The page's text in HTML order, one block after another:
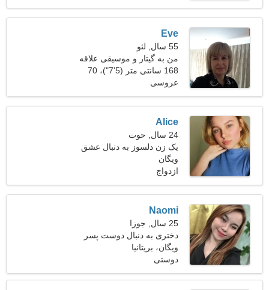
Eve
55 سال, لئو
من به گیتار و موسیقی علاقه
دارم
168 سانتی متر (5'7")، 70
کیلوگرم (154 پوند)
عروسی
Alice
24 سال, حوت
یک زن دلسوز به دنبال عشق
واقعی است
ویگان
ازدواج
Naomi
25 سال, جوزا
دختری به دنبال دوست پسر
27-32
ویگان، بریتانیا
دوستی